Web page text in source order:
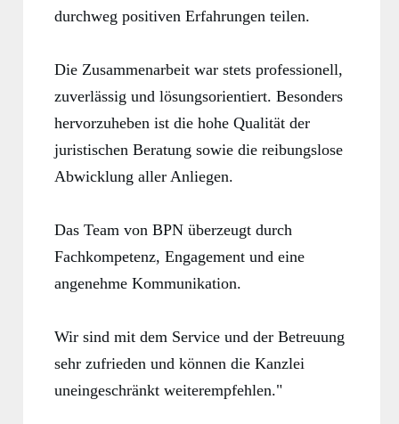
durchweg positiven Erfahrungen teilen.
Die Zusammenarbeit war stets professionell,
zuverlässig und lösungsorientiert. Besonders
hervorzuheben ist die hohe Qualität der
juristischen Beratung sowie die reibungslose
Abwicklung aller Anliegen.
Das Team von BPN überzeugt durch
Fachkompetenz, Engagement und eine
angenehme Kommunikation.
Wir sind mit dem Service und der Betreuung
sehr zufrieden und können die Kanzlei
uneingeschränkt weiterempfehlen."